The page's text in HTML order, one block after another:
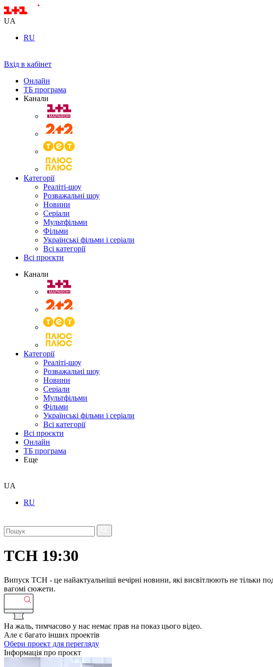
UA
RU
Вхід в кабінет
Онлайн
ТБ програма
Канали
Категорії
Реаліті-шоу
Розважальні шоу
Новини
Серіали
Мультфільми
Фільми
Українські фільми і серіали
Всі категорії
Всі проєкти
Канали
Категорії
Реаліті-шоу
Розважальні шоу
Новини
Серіали
Мультфільми
Фільми
Українські фільми і серіали
Всі категорії
Всі проєкти
Онлайн
ТБ програма
Еще
UA
RU
ТСН 19:30
Випуск ТСН - це найактуальніші вечірні новини, які висвітлюють не тільки
вагомі сюжети.
На жаль, тимчасово у нас немає прав на показ цього відео.
Але є багато інших проектів
Обери проект для перегляду
Інформація про проєкт